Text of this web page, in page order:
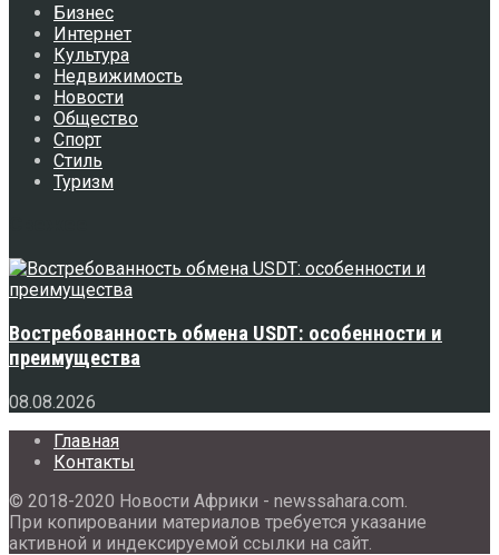
Бизнес
Интернет
Культура
Недвижимость
Новости
Общество
Спорт
Стиль
Туризм
Востребованность обмена USDT: особенности и
преимущества
08.08.2026
Главная
Контакты
© 2018-2020 Новости Африки - newssahara.com.
При копировании материалов требуется указание
активной и индексируемой ссылки на сайт.